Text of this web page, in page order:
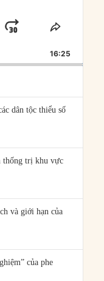
JUMP
FORWARD
SHARE
16:25
dân tộc thiểu số
thống trị khu vực
và giới hạn của
của phe